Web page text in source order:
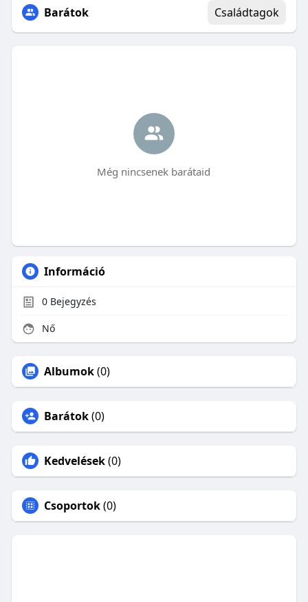
Barátok Családtagok
Még nincsenek barátaid
Információ
0Bejegyzés
Nő
Albumok(0)
Barátok(0)
Kedvelések(0)
Csoportok(0)